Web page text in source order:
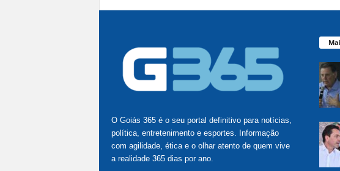
O Goiás 365 é o seu portal definitivo para notícias,
política, entretenimento e esportes. Informação
com agilidade, ética e o olhar atento de quem vive
a realidade 365 dias por ano.